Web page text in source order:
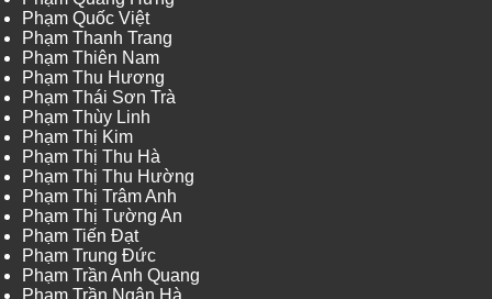
Phạm Quốc Việt
Phạm Thanh Trang
Phạm Thiên Nam
Phạm Thu Hương
Phạm Thái Sơn Trà
Phạm Thùy Linh
Phạm Thị Kim
Phạm Thị Thu Hà
Phạm Thị Thu Hường
Phạm Thị Trâm Anh
Phạm Thị Tường An
Phạm Tiến Đạt
Phạm Trung Đức
Phạm Trần Anh Quang